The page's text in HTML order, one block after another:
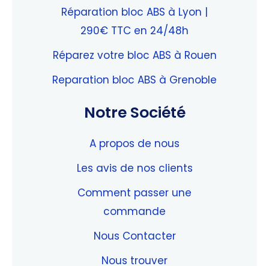
Réparation bloc ABS à Lyon |
290€ TTC en 24/48h
Réparez votre bloc ABS à Rouen
Reparation bloc ABS à Grenoble
Notre Société
A propos de nous
Les avis de nos clients
Comment passer une
commande
Nous Contacter
Nous trouver